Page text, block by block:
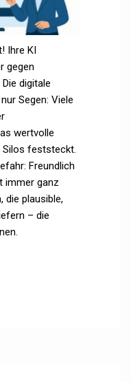
Ihre KI
gegen
digitale
Segen: Viele
wertvolle
Silos feststeckt.
Freundlich
immer ganz
die plausible,
– die